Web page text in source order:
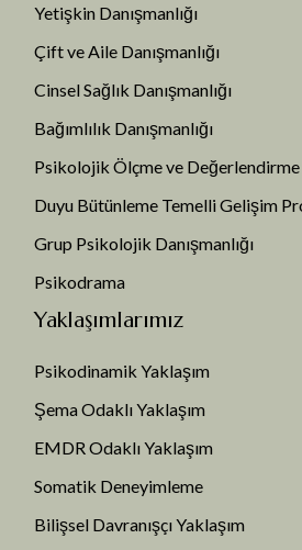
Yetişkin Danışmanlığı
Çift ve Aile Danışmanlığı
Cinsel Sağlık Danışmanlığı
Bağımlılık Danışmanlığı
Psikolojik Ölçme ve Değerlendirme
Duyu Bütünleme Temelli Gelişim
Grup Psikolojik Danışmanlığı
Psikodrama
Yaklaşımlarımız
Psikodinamik Yaklaşım
Şema Odaklı Yaklaşım
EMDR Odaklı Yaklaşım
Somatik Deneyimleme
Bilişsel Davranışçı Yaklaşım